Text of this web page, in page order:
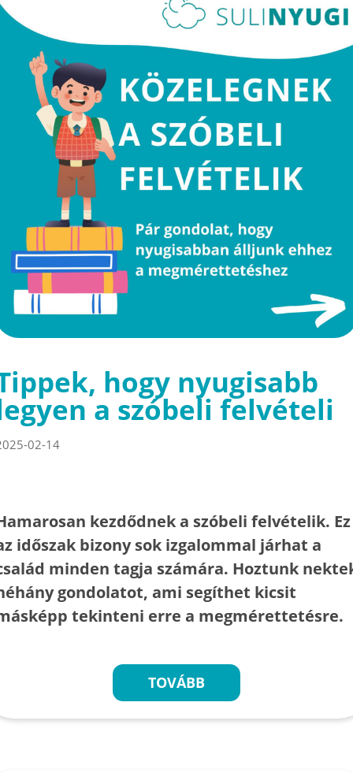
hogy nyugisabb
a szóbeli felvételi
02-14
kezdődnek a szóbeli felvételik. Ez
időszak bizony sok izgalommal járhat a
minden tagja számára. Hoztunk
gondolatot, ami segíthet kicsit
tekinteni erre a megmérettetésre.
TOVÁBB